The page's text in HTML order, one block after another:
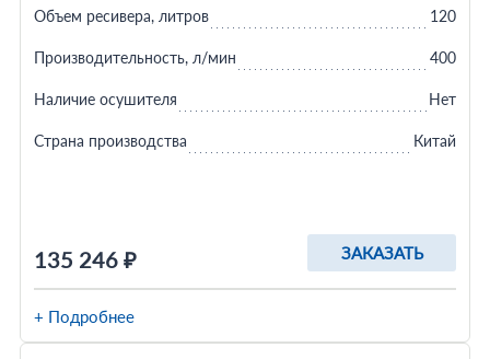
135 246 ₽ ЗАКАЗАТЬ
Объем ресивера, литров 120
Производительность, л/мин 400
Наличие осушителя Нет
Страна производства Китай
+ Подробнее